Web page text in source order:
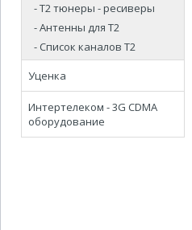
- Т2 тюнеры - ресиверы
- Антенны для Т2
- Список каналов Т2
Уценка
Интертелеком - 3G CDMA
оборудование